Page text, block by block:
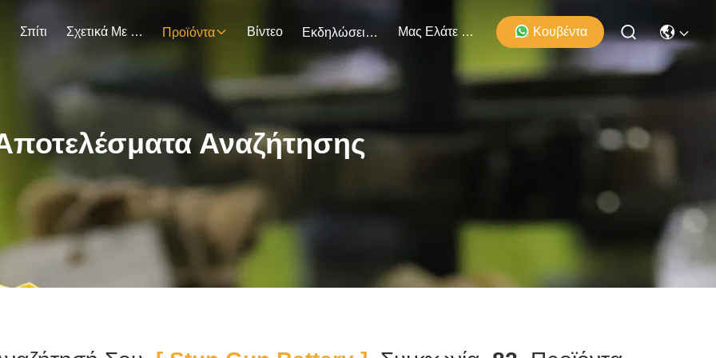
Σπίτι Σχετικά Με Εμάς Προϊόντα Βίντεο Εκδηλώσεις Μας Ελάτε Σε Επαφή Με Κουβέντα
Αναζήτησης